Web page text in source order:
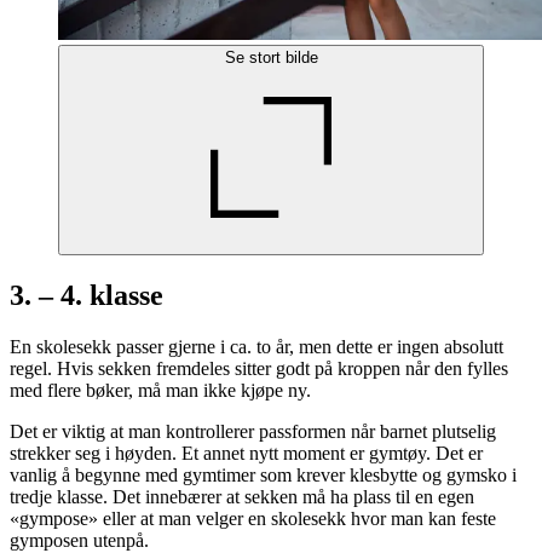
Se stort bilde
3. – 4. klasse
En skolesekk passer gjerne i ca. to år, men dette er ingen absolutt
regel. Hvis sekken fremdeles sitter godt på kroppen når den fylles
med flere bøker, må man ikke kjøpe ny.
Det er viktig at man kontrollerer passformen når barnet plutselig
strekker seg i høyden. Et annet nytt moment er gymtøy. Det er
vanlig å begynne med gymtimer som krever klesbytte og gymsko i
tredje klasse. Det innebærer at sekken må ha plass til en egen
«gympose» eller at man velger en skolesekk hvor man kan feste
gymposen utenpå.